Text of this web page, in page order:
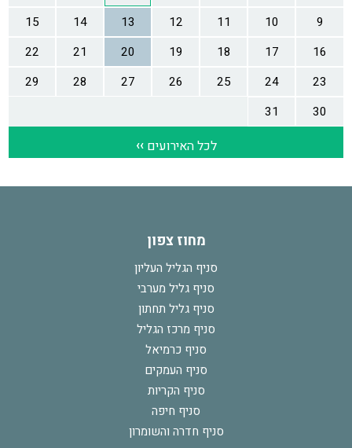
מחוז צפון
סניף הגליל העליון
סניף גליל מערבי
סניף גליל תחתון
סניף מרכז הגליל
סניף כרמיאל
סניף העמקים
סניף הקריות
סניף חיפה
סניף חדרה והשומרון